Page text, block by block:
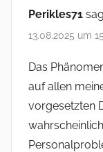
Perikles71
13.08.2025 um
Das
auf allen
vorgesetzten